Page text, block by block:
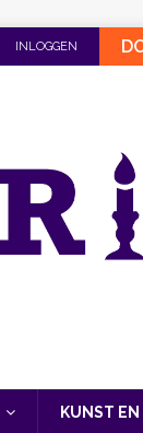
INLOGGEN
KUNST